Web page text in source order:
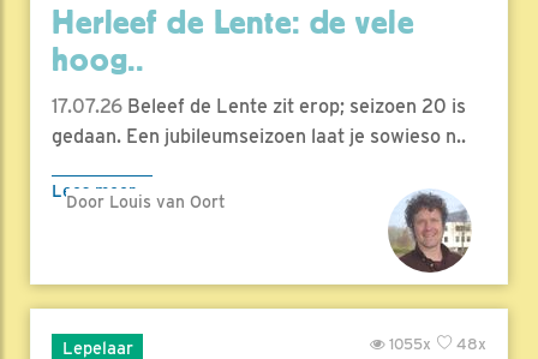
Herleef de Lente: de vele
hoog..
17.07.26 Beleef de Lente zit erop; seizoen 20 is
gedaan. Een jubileumseizoen laat je sowieso n..
Lees meer
Door Louis van Oort
Lepelaar 48x
1055x